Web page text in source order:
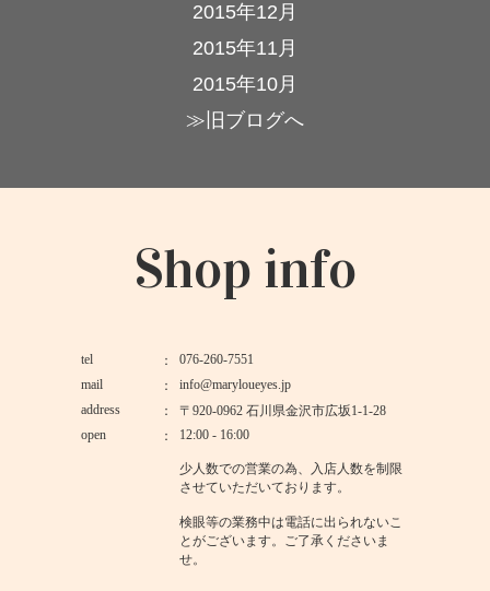
2015年12月
2015年11月
2015年10月
≫旧ブログへ
Shop info
tel
076-260-7551
mail
info@maryloueyes.jp
address
〒920-0962 石川県金沢市広坂1-1-28
open
12:00 - 16:00
少人数での営業の為、入店人数を制限
させていただいております。
検眼等の業務中は電話に出られないこ
とがございます。ご了承くださいま
せ。